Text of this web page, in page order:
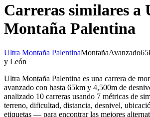
Carreras similares a
Montaña Palentina
Ultra Montaña PalentinaMontañaAvanzado
y León
Ultra Montaña Palentina es una carrera de
avanzado con hasta 65km y 4,500m de
analizado 10 carreras usando 7 métricas de
terreno, dificultad, distancia, desnivel,
etiquetas — para encontrar las mejores